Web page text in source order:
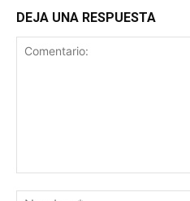
DEJA UNA RESPUESTA